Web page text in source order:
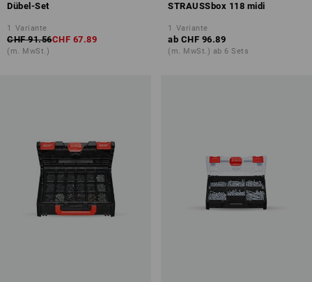
Dübel-Set
1 Variante
CHF 91.56CHF 67.89
(m. MwSt.)
STRAUSSbox 118 midi
1 Variante
ab CHF 96.89
(m. MwSt.) ab 6 Sets